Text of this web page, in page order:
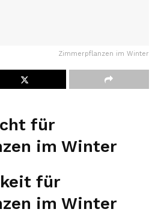
Zimmerpflanzen im Winter
für
im Winter
für
im Winter